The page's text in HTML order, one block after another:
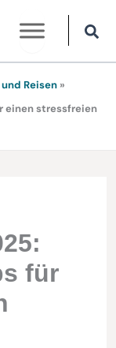
Reisen »
einen stressfreien
für